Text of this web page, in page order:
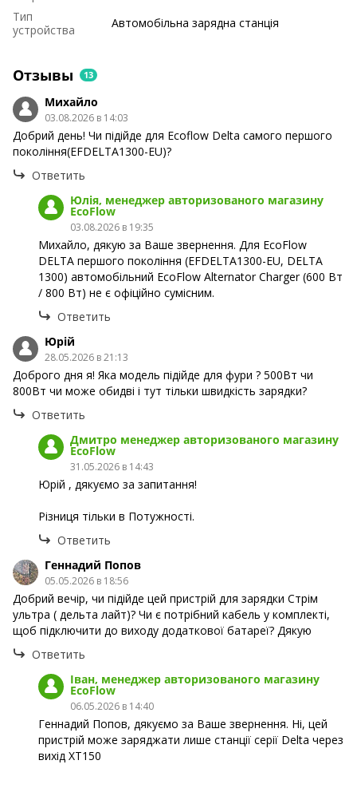
Тип
устройства
Автомобільна зарядна станція
Отзывы 13
Михайло
03.08.2026 в 14:03
Добрий день! Чи підійде для Ecoflow Delta самого першого
покоління(EFDELTA1300-EU)?
Ответить
Юлія, менеджер авторизованого магазину
EcoFlow
03.08.2026 в 19:35
Михайло, дякую за Ваше звернення. Для EcoFlow
DELTA першого покоління (EFDELTA1300-EU, DELTA
1300) автомобільний EcoFlow Alternator Charger (600 Вт
/ 800 Вт) не є офіційно сумісним.
Ответить
Юрій
28.05.2026 в 21:13
Доброго дня я! Яка модель підійде для фури ? 500Вт чи
800Вт чи може обидві і тут тільки швидкість зарядки?
Ответить
Дмитро менеджер авторизованого магазину
EcoFlow
31.05.2026 в 14:43
Юрій , дякуємо за запитання!
Різниця тільки в Потужності.
Ответить
Геннадий Попов
05.05.2026 в 18:56
Добрий вечір, чи підійде цей пристрій для зарядки Стрім
ультра ( дельта лайт)? Чи є потрібний кабель у комплекті,
щоб підключити до виходу додаткової батареї? Дякую
Ответить
Іван, менеджер авторизованого магазину
EcoFlow
06.05.2026 в 14:40
Геннадий Попов, дякуємо за Ваше звернення. Ні, цей
пристрій може заряджати лише станції серії Delta через
вихід XT150